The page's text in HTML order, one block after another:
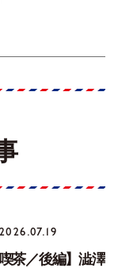
2026.07.19
茶／後編】澁澤